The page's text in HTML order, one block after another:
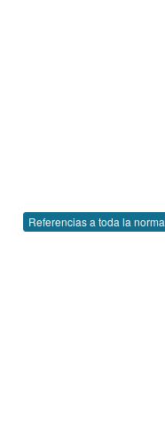
Referencias a toda la norma